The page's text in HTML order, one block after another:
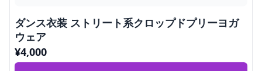
ダンス衣装 ストリート系クロップドプリーヨガ
ウェア
¥4,000